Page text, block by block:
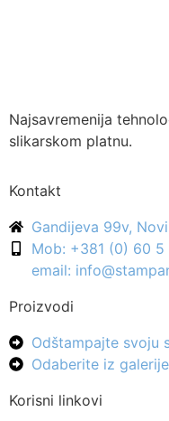
Najsavremenija
slikarskom platnu.
Kontakt
Gandijeva 99v,
Mob: +381 (0) 60
email:
Proizvodi
Odštampajte svoju
Odaberite iz galerije
Korisni linkovi